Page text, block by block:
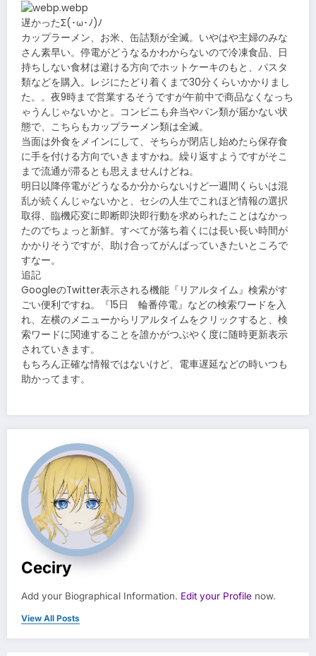
遅かったΣ(･ω･ﾉ)ﾉ
カップラーメン、お米、缶詰類が全滅。いやはや主婦のみな
さん素早い。停電がどうなるかわからないので冷凍食品、日
持ちしない食材は避ける方向でホットケーキのもと、パスタ
類などを購入。レジにたどり着くまで30分くらいかかりまし
た。。夜9時まで営業するそうですが午前中で商品なくなっち
ゃうんじゃないかと。コンビニも弁当やパン類が届かない状
態で、こちらもカップラーメン類は全滅。
当面は外食をメインにして、そちらが閉店し始めたら保存食
に手を付ける方向でいきますかね。繰り返すようですがそこ
まで流通が滞るとも思えませんけどね。
明日以降停電がどうなるか分からないけど一週間くらいは混
乱が続くんじゃないかと、セシの人生でこれほど情報の選択
取得、臨機応変に即断即決即行動を求められたことはなかっ
たのでちょっと新鮮。すべてが落ち着くには長い長い時間が
かかりそうですが、助け合ってがんばっていきたいところで
すなー。
追記
GoogleのTwitter表示される機能『リアルタイム』検索がす
ごい便利ですね。『15日 輪番停電』などの検索ワードを入
れ、左横のメニューからリアルタイムをクリックすると、検
索ワードに関連することを誰かがつぶやく度に随時更新表示
されていきます。
もちろん正確な情報ではないけど、電車遅延などの時いつも
助かってます。
Ceciry
Add your Biographical Information. Edit your Profile now.
View All Posts